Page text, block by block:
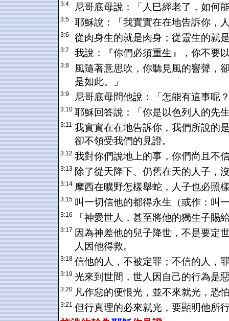
3:4 尼哥底母說：「人巳經老了，如何
3:5 耶穌說：「我實實在在地告訴你，
3:6 從肉身生的就是肉身；從靈生的就
3:7 我說：『你們必須重生』，你不要
3:8
風隨著意思吹，你聽見風的響聲，
是如此。」
3:9 尼哥底母問他說：「怎能有這事呢
3:10 耶穌回答說：「你是以色列人的先
3:11 我實實在在地告訴你，我們所說的
卻不領受我們的見證。
3:12 我對你們說地上的事，你們尚且不
3:13 除了從天降下、仍舊在天的人子，
3:14 摩西在曠野怎樣舉蛇，人子也必照
3:15 叫一切信他的都得永生（或作：叫
3:16 「神愛世人，甚至將他的獨生子賜
3:17 因為神差他的兒子降世，不是要定
人因他得救。
3:18 信他的人，不被定罪；不信的人，
3:19 光來到世間，世人因自己的行為是
3:20 凡作惡的便恨光，並不來就光，恐
3:21 但行真理的必來就光，要顯明他所